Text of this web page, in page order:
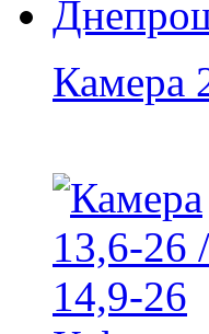
Камера